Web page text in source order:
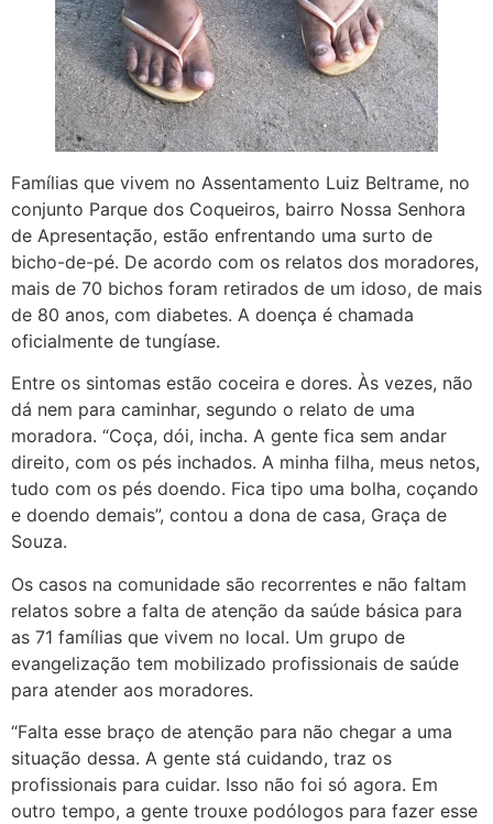
Famílias que vivem no Assentamento Luiz Beltrame, no
conjunto Parque dos Coqueiros, bairro Nossa Senhora
de Apresentação, estão enfrentando uma surto de
bicho-de-pé. De acordo com os relatos dos moradores,
mais de 70 bichos foram retirados de um idoso, de mais
de 80 anos, com diabetes. A doença é chamada
oficialmente de tungíase.
Entre os sintomas estão coceira e dores. Às vezes, não
dá nem para caminhar, segundo o relato de uma
moradora. “Coça, dói, incha. A gente fica sem andar
direito, com os pés inchados. A minha filha, meus netos,
tudo com os pés doendo. Fica tipo uma bolha, coçando
e doendo demais”, contou a dona de casa, Graça de
Souza.
Os casos na comunidade são recorrentes e não faltam
relatos sobre a falta de atenção da saúde básica para
as 71 famílias que vivem no local. Um grupo de
evangelização tem mobilizado profissionais de saúde
para atender aos moradores.
“Falta esse braço de atenção para não chegar a uma
situação dessa. A gente stá cuidando, traz os
profissionais para cuidar. Isso não foi só agora. Em
outro tempo, a gente trouxe podólogos para fazer esse